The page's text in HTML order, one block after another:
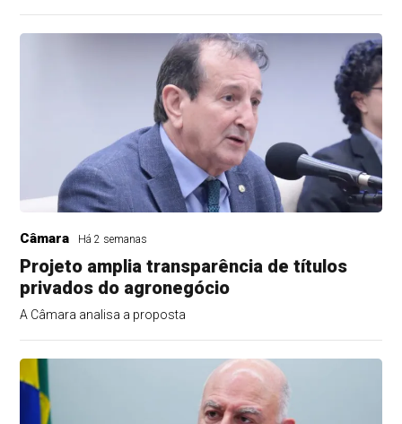
Câmara Há 2 semanas
Projeto amplia transparência de títulos
privados do agronegócio
A Câmara analisa a proposta